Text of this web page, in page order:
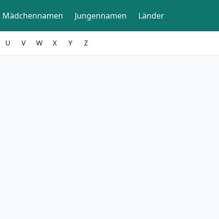
Mädchennamen Jungennamen Länder
U V W X Y Z